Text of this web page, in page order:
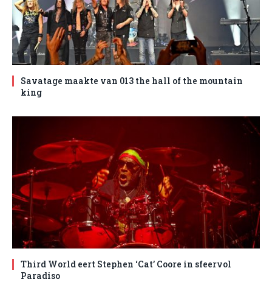
Savatage maakte van 013 the hall of the mountain
king
Third World eert Stephen ‘Cat’ Coore in sfeervol
Paradiso